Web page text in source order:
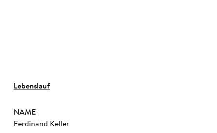
Lebenslauf
NAME
Ferdinand Keller